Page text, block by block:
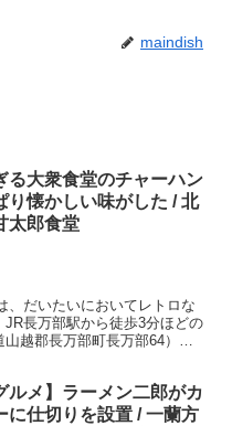
maindish
る大衆食堂のチャーハン
り懐かしい味がした / 北
太郎食堂
、だいたいにおいてレトロな
長万部駅から徒歩3分ほどの
越郡長万部町長万部64）
ルメ】ラーメン二郎がカ
に仕切りを設置 / 一蘭方